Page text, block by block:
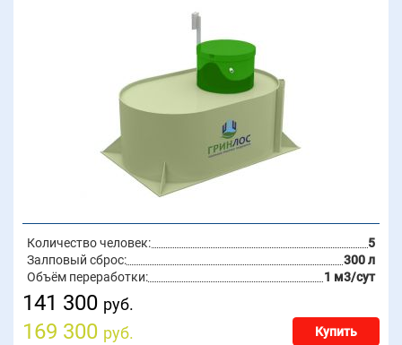
Количество человек:
5
Залповый сброс:
300 л
Объём переработки:
1 м3/сут
141 300 руб.
169 300 руб. Купить